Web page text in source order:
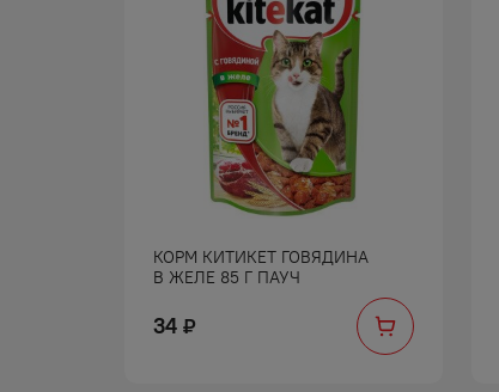
КОРМ КИТИКЕТ ГОВЯДИНА
В ЖЕЛЕ 85 Г ПАУЧ
34 ₽